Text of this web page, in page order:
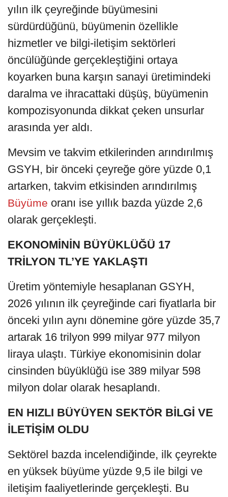
yılın ilk çeyreğinde büyümesini
sürdürdüğünü, büyümenin özellikle
hizmetler ve bilgi-iletişim sektörleri
öncülüğünde gerçekleştiğini ortaya
koyarken buna karşın sanayi üretimindeki
daralma ve ihracattaki düşüş, büyümenin
kompozisyonunda dikkat çeken unsurlar
arasında yer aldı.
Mevsim ve takvim etkilerinden arındırılmış
GSYH, bir önceki çeyreğe göre yüzde 0,1
artarken, takvim etkisinden arındırılmış
Büyüme oranı ise yıllık bazda yüzde 2,6
olarak gerçekleşti.
EKONOMİNİN BÜYÜKLÜĞÜ 17
TRİLYON TL’YE YAKLAŞTI
Üretim yöntemiyle hesaplanan GSYH,
2026 yılının ilk çeyreğinde cari fiyatlarla bir
önceki yılın aynı dönemine göre yüzde 35,7
artarak 16 trilyon 999 milyar 977 milyon
liraya ulaştı. Türkiye ekonomisinin dolar
cinsinden büyüklüğü ise 389 milyar 598
milyon dolar olarak hesaplandı.
EN HIZLI BÜYÜYEN SEKTÖR BİLGİ VE
İLETİŞİM OLDU
Sektörel bazda incelendiğinde, ilk çeyrekte
en yüksek büyüme yüzde 9,5 ile bilgi ve
iletişim faaliyetlerinde gerçekleşti. Bu